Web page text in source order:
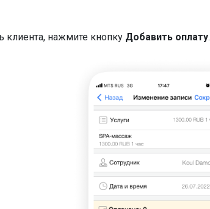
клиента, нажмите кнопку Добавить оплату.